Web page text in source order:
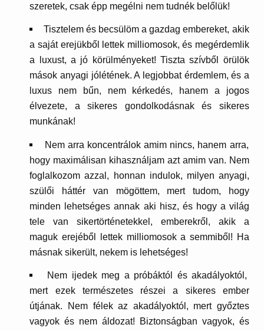
szeretek, csak épp megélni nem tudnék belőlük!
Tisztelem és becsülöm a gazdag embereket, akik
a saját erejükből lettek milliomosok, és megérdemlik
a luxust, a jó körülményeket! Tiszta szívből örülök
mások anyagi jólétének. A legjobbat érdemlem, és a
luxus nem bűn, nem kérkedés, hanem a jogos
élvezete, a sikeres gondolkodásnak és sikeres
munkának!
Nem arra koncentrálok amim nincs, hanem arra,
hogy maximálisan kihasználjam azt amim van. Nem
foglalkozom azzal, honnan indulok, milyen anyagi,
szülői háttér van mögöttem, mert tudom, hogy
minden lehetséges annak aki hisz, és hogy a világ
tele van sikertörténetekkel, emberekről, akik a
maguk erejéből lettek milliomosok a semmiből! Ha
másnak sikerült, nekem is lehetséges!
Nem ijedek meg a próbáktól és akadályoktól,
mert ezek természetes részei a sikeres ember
útjának. Nem félek az akadályoktól, mert győztes
vagyok és nem áldozat! Biztonságban vagyok, és